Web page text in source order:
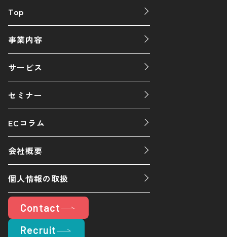
Top
事業内容
サービス
セミナー
ECコラム
会社概要
個人情報の取扱
Contact
Recruit